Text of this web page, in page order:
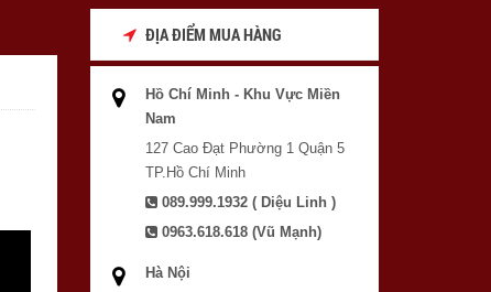
ĐỊA ĐIỂM MUA HÀNG
Hồ Chí Minh - Khu Vực Miền
Nam
127 Cao Đạt Phường 1 Quận 5
TP.Hồ Chí Minh
089.999.1932 ( Diệu Linh )
0963.618.618 (Vũ Mạnh)
Hà Nội